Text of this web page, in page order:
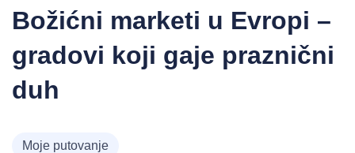
Božićni marketi u Evropi –
gradovi koji gaje praznični
duh
Moje putovanje